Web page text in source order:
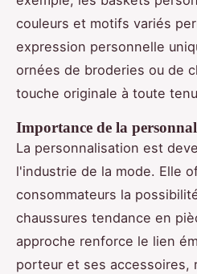
couleurs et motifs variés
expression personnelle
ornées de broderies ou de
touche originale à toute
Importance de la
La personnalisation est
l'industrie de la mode. Elle
consommateurs la
chaussures tendance en
approche renforce le lien
porteur et ses accessoires,